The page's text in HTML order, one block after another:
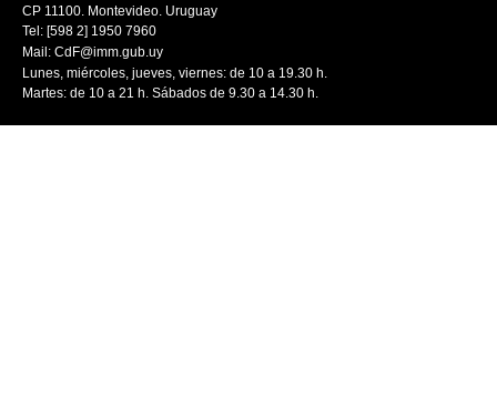
CP 11100. Montevideo. Uruguay
Tel: [598 2] 1950 7960
Mail: CdF@imm.gub.uy
Lunes, miércoles, jueves, viernes: de 10 a 19.30 h.
Martes: de 10 a 21 h. Sábados de 9.30 a 14.30 h.